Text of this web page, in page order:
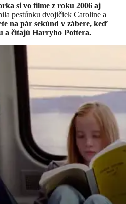
si vo filme z roku 2006 aj
pestúnku dvojičiek Caroline a
na pár sekúnd v zábere, keď
a čítajú Harryho Pottera.